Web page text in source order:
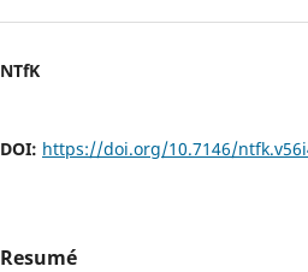
NTfK
DOI: https://doi.org/10.7146/
Resumé